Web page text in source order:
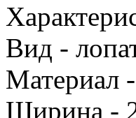
Вид -
Материал
Ширина -